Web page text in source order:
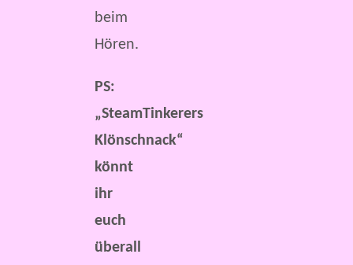
beim
Hören.
PS:
„SteamTinkerers
Klönschnack“
könnt
ihr
euch
überall